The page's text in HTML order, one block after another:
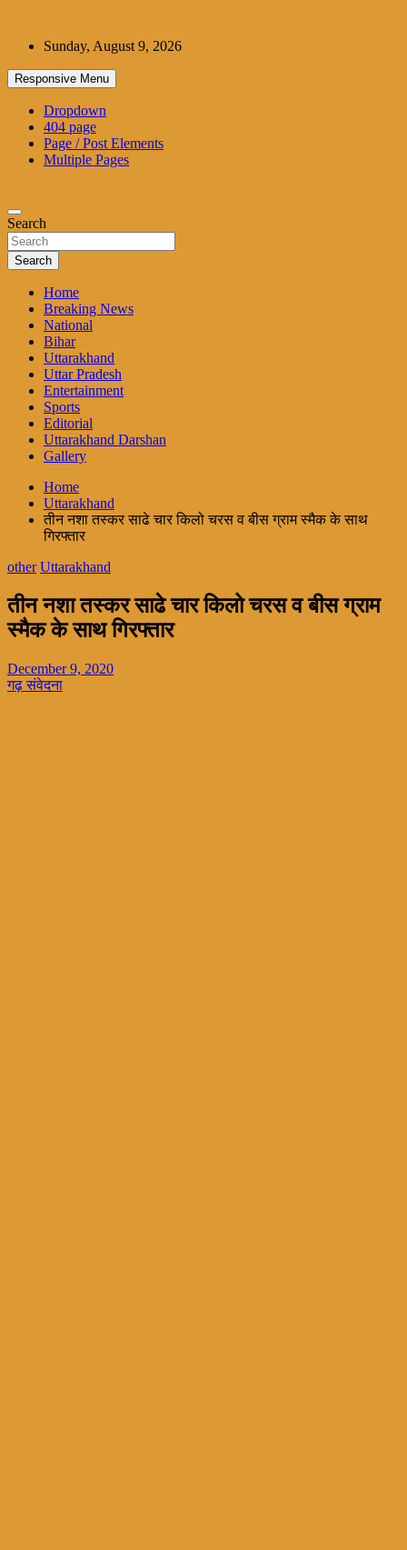
contentSunday, August 9, 2026
Responsive Menu
Dropdown
404 page
Page / Post Elements
Multiple Pages
Search
Search
Home
Breaking News
National
Bihar
Uttarakhand
Uttar Pradesh
Entertainment
Sports
Editorial
Uttarakhand Darshan
Gallery
Home
Uttarakhand
तीन नशा तस्कर साढे चार किलो चरस व बीस ग्राम स्मैक के साथ
गिरफ्तार
other Uttarakhand
तीन नशा तस्कर साढे चार किलो चरस व बीस ग्राम
स्मैक के साथ गिरफ्तार
December 9, 2020
गढ़ संवेदना